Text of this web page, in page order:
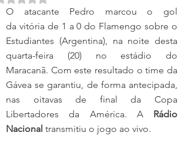
O atacante Pedro marcou o gol
da vitória de 1 a 0 do Flamengo sobre o
Estudiantes (Argentina), na noite desta
quarta-feira (20) no estádio do
Maracanã. Com este resultado o time da
Gávea se garantiu, de forma antecipada,
nas oitavas de final da Copa
Libertadores da América. A Rádio
Nacional transmitiu o jogo ao vivo.